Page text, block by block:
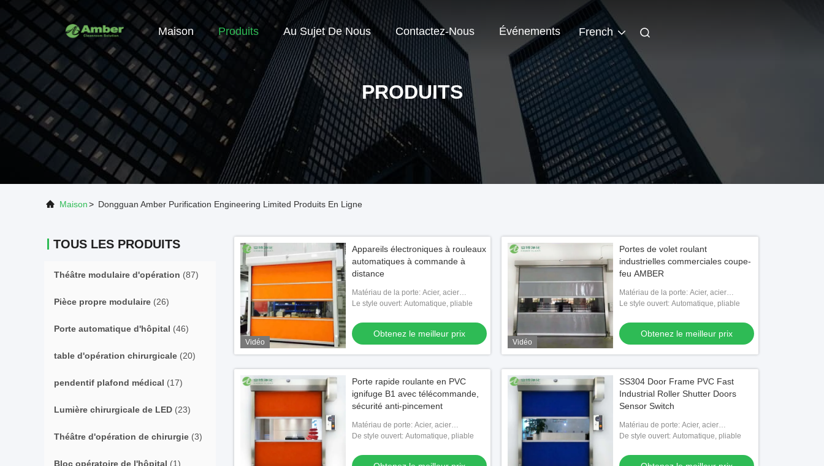
Maison Produits Au Sujet De Nous Contactez-Nous Événements French
PRODUITS
Maison> Dongguan Amber Purification Engineering Limited Produits En Ligne
TOUS LES PRODUITS
Théâtre modulaire d'opération (87)
Pièce propre modulaire (26)
Porte automatique d'hôpital (46)
table d'opération chirurgicale (20)
pendentif plafond médical (17)
Lumière chirurgicale de LED (23)
Théâtre d'opération de chirurgie (3)
Bloc opératoire de l'hôpital (1)
Vidéo
Appareils électroniques à rouleaux
automatiques à commande à
distance
Matériau de la porte: Acier, acier
inoxydable, alliage d'aluminium
Le style ouvert: Automatique, pliable
Obtenez le meilleur prix
Vidéo
Portes de volet roulant
industrielles commerciales coupe-
feu AMBER
Matériau de la porte: Acier, acier
inoxydable, alliage d'aluminium
Le style ouvert: Automatique, pliable
Obtenez le meilleur prix
Porte rapide roulante en PVC
ignifuge B1 avec télécommande,
sécurité anti-pincement
Matériau de porte: Acier, acier
inoxydable, alliage d'aluminium
De style ouvert: Automatique, pliable
SS304 Door Frame PVC Fast
Industrial Roller Shutter Doors
Sensor Switch
Matériau de porte: Acier, acier
inoxydable, alliage d'aluminium
De style ouvert: Automatique, pliable